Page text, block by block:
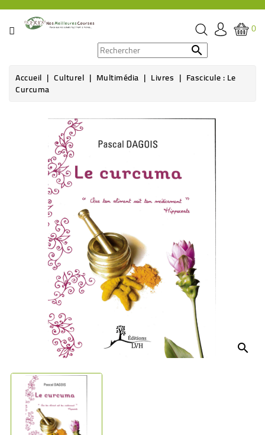
CATÉGORIE
ÉPICERIE
BOISSON
HYGIÈNE
CULTUREL
0

Accueil Culturel Multimédia Livres Fascicule : Le
Curcuma
search